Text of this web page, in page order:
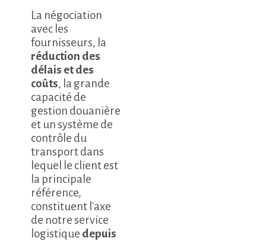
La négociation
avec les
fournisseurs, la
réduction des
délais et des
coûts, la grande
capacité de
gestion douanière
et un système de
contrôle du
transport dans
lequel le client est
la principale
référence,
constituent l'axe
de notre service
logistique depuis